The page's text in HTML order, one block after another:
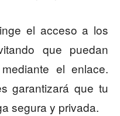
el acceso a los
que puedan
el enlace.
garantizará que tu
segura y privada.